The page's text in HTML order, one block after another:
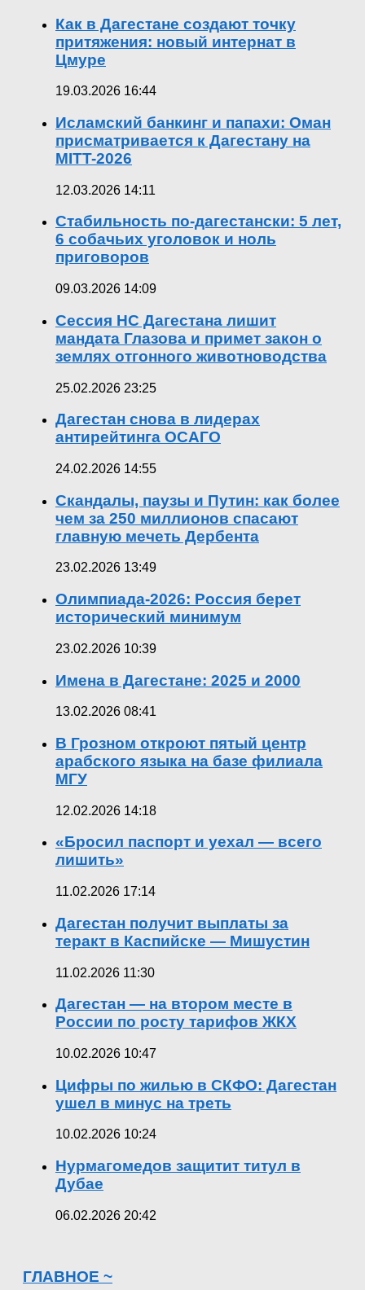
Как в Дагестане создают точку
притяжения: новый интернат в
Цмуре
19.03.2026 16:44
Исламский банкинг и папахи: Оман
присматривается к Дагестану на
MITT-2026
12.03.2026 14:11
Стабильность по-дагестански: 5 лет,
6 собачьих уголовок и ноль
приговоров
09.03.2026 14:09
Сессия НС Дагестана лишит
мандата Глазова и примет закон о
землях отгонного животноводства
25.02.2026 23:25
Дагестан снова в лидерах
антирейтинга ОСАГО
24.02.2026 14:55
Скандалы, паузы и Путин: как более
чем за 250 миллионов спасают
главную мечеть Дербента
23.02.2026 13:49
Олимпиада-2026: Россия берет
исторический минимум
23.02.2026 10:39
Имена в Дагестане: 2025 и 2000
13.02.2026 08:41
В Грозном откроют пятый центр
арабского языка на базе филиала
МГУ
12.02.2026 14:18
«Бросил паспорт и уехал — всего
лишить»
11.02.2026 17:14
Дагестан получит выплаты за
теракт в Каспийске — Мишустин
11.02.2026 11:30
Дагестан — на втором месте в
России по росту тарифов ЖКХ
10.02.2026 10:47
Цифры по жилью в СКФО: Дагестан
ушел в минус на треть
10.02.2026 10:24
Нурмагомедов защитит титул в
Дубае
06.02.2026 20:42
ГЛАВНОЕ ~